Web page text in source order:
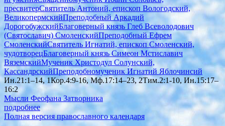
пресвитерСвятитель Антоний, епископ Вологодский,
ВеликопермскийПреподобный Аркадий
ДорогобужскийБлаговерный князь Глеб Всеволодович
(Святославич) СмоленскийПреподобный Ефрем
СмоленскийСвятитель Игнатий, епископ Смоленский,
чудотворецБлаговерный князь Симеон Мстиславич
ВяземскийМученик Христодул Солунский,
КассандрскийПреподобномученик Игнатий Яблочинсий
Ин.21:1–14, 1Кор.4:9-16, Мф.17:14–23, 2Тим.2:1-10, Ин.15:17–
16:2
Мысли Феофана Затворника
подробнее
Полная версия православного календаря